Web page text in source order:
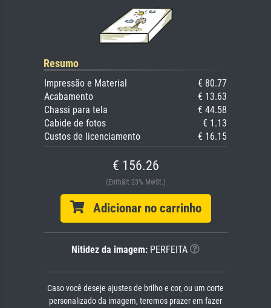
Resumo
Impressão e Material
€ 80.77
Acabamento
€ 13.63
Chassi para tela
€ 44.58
Cabide de fotos
€ 1.13
Custos de licenciamento
€ 16.15
€ 156.26
(Enthält 23% MwSt.)
Adicionar no carrinho
Nitidez da imagem: PERFEITA
Caso você deseje ajustes de brilho e cor, ou um corte
personalizado da imagem, teremos prazer em fazer